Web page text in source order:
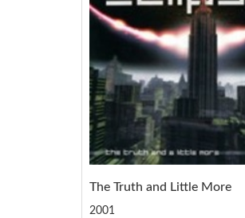
The Truth and Little More
2001